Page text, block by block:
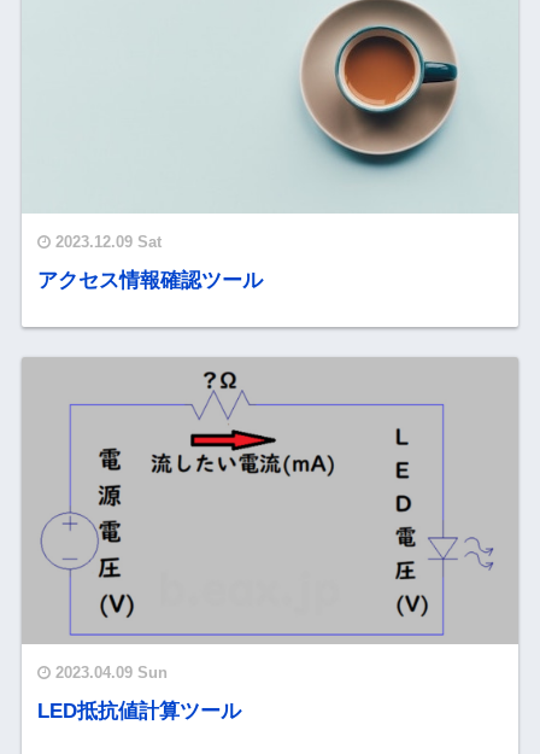
2023.12.09 Sat
アクセス情報確認ツール
2023.04.09 Sun
LED抵抗値計算ツール